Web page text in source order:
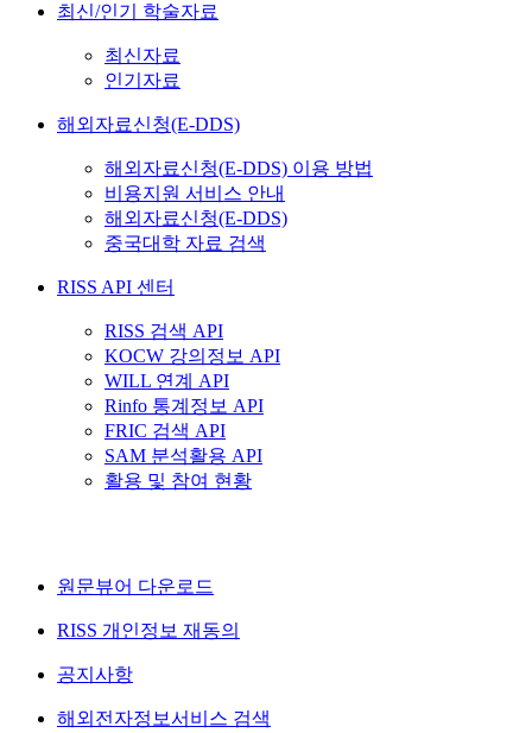
최신/인기 학술자료
최신자료
인기자료
해외자료신청(E-DDS)
해외자료신청(E-DDS) 이용 방법
비용지원 서비스 안내
해외자료신청(E-DDS)
중국대학 자료 검색
RISS API 센터
RISS 검색 API
KOCW 강의정보 API
WILL 연계 API
Rinfo 통계정보 API
FRIC 검색 API
SAM 분석활용 API
활용 및 참여 현황
원문뷰어 다운로드
RISS 개인정보 재동의
공지사항
해외전자정보서비스 검색